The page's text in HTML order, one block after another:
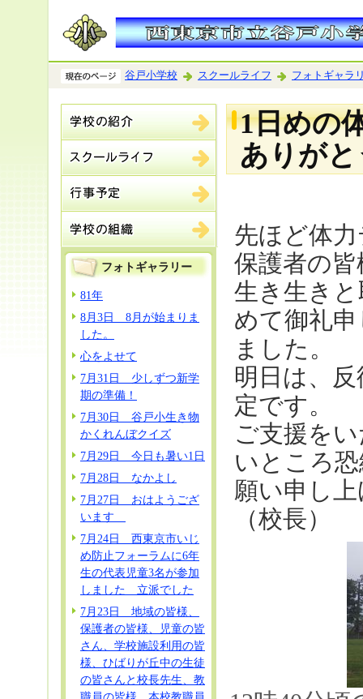
谷戸小学校 スクールライフ フォトギャラ
フォトギャラリー
81年
8月3日 8月が始まりま
した。
心をよせて
7月31日 少しずつ新学
期の準備！
7月30日 谷戸小生き物
かくれんぼクイズ
7月29日 今日も暑い1日
7月28日 なかよし
7月27日 おはようござ
います
7月24日 西東京市いじ
め防止フォーラムに6年
生の代表児童3名が参加
しました 立派でした
7月23日 地域の皆様、
保護者の皆様、児童の皆
さん、学校施設利用の皆
様、ひばりが丘中の生徒
の皆さんと校長先生、教
1日めの
ありが
先ほど体
保護者の
生き生き
めて御礼
ました。
明日は、
定です。
ご支援を
いところ
願い申し
（校長）